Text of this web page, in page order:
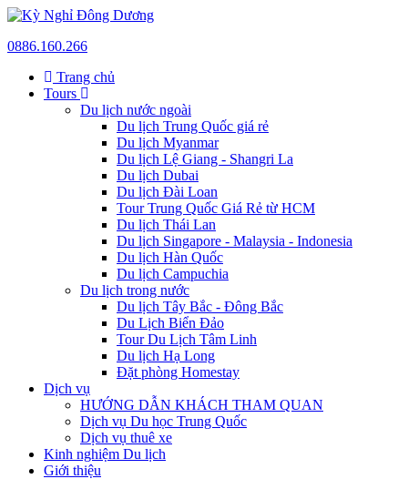
0886.160.266
Trang chủ
Tours
Du lịch nước ngoài
Du lịch Trung Quốc giá rẻ
Du lịch Myanmar
Du lịch Lệ Giang - Shangri La
Du lịch Dubai
Du lịch Đài Loan
Tour Trung Quốc Giá Rẻ từ HCM
Du lịch Thái Lan
Du lịch Singapore - Malaysia - Indonesia
Du lịch Hàn Quốc
Du lịch Campuchia
Du lịch trong nước
Du lịch Tây Bắc - Đông Bắc
Du Lịch Biển Đảo
Tour Du Lịch Tâm Linh
Du lịch Hạ Long
Đặt phòng Homestay
Dịch vụ
HƯỚNG DẪN KHÁCH THAM QUAN
Dịch vụ Du học Trung Quốc
Dịch vụ thuê xe
Kinh nghiệm Du lịch
Giới thiệu